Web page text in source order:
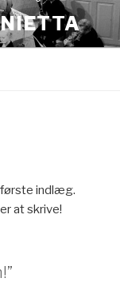
indlæg.
at skrive!